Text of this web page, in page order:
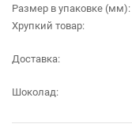
Размер в упаковке (мм):
Хрупкий товар:
Доставка:
Шоколад: